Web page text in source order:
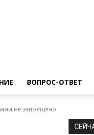
ВОПРОС-ОТВЕТ
не запрещено